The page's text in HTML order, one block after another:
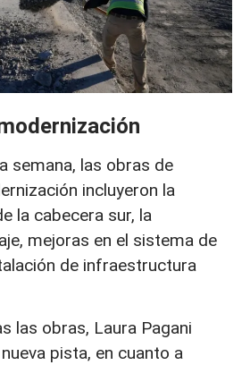
semana, las obras de
incluyeron la
la cabecera sur, la
mejoras en el sistema de
de infraestructura
las obras, Laura Pagani
pista, en cuanto a